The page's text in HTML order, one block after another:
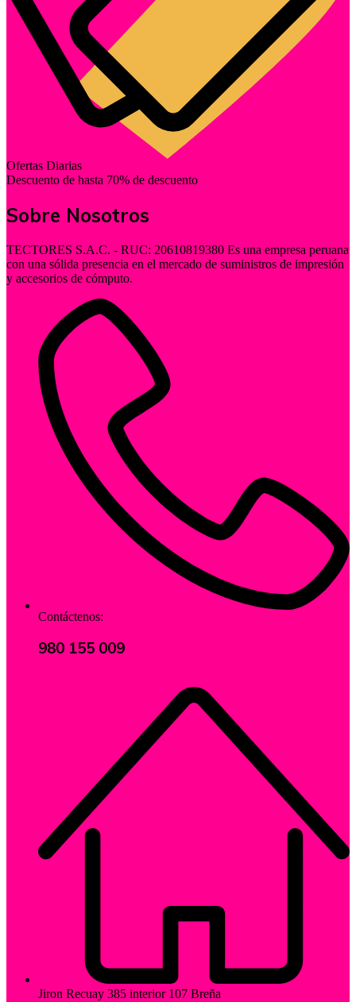
Ofertas Diarias
Descuento de hasta 70% de descuento
Sobre Nosotros
TECTORES S.A.C. - RUC: 20610819380 Es una empresa peruana
con una sólida presencia en el mercado de suministros de impresión
y accesorios de cómputo.
Contáctenos:
980 155 009
Jiron Recuay 385 interior 107 Breña